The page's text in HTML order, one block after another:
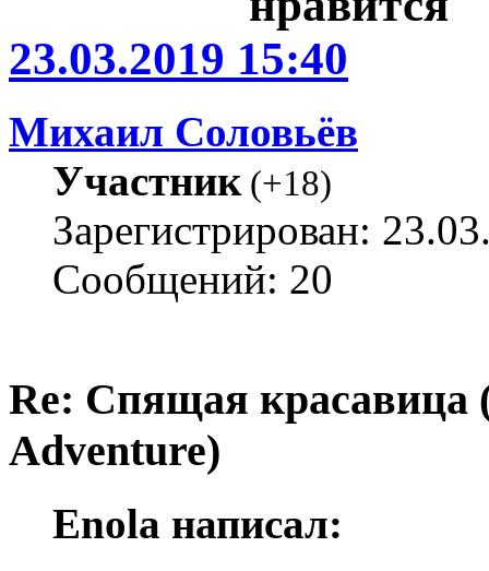
23.03.2019 15:40
Михаил Соловьёв
Участник(+18)
Зарегистрирован:
Сообщений: 20
Re: Спящая красавица
Adventure)
Enola написал: